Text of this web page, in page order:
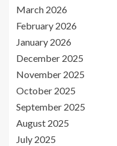
March 2026
February 2026
January 2026
December 2025
November 2025
October 2025
September 2025
August 2025
July 2025